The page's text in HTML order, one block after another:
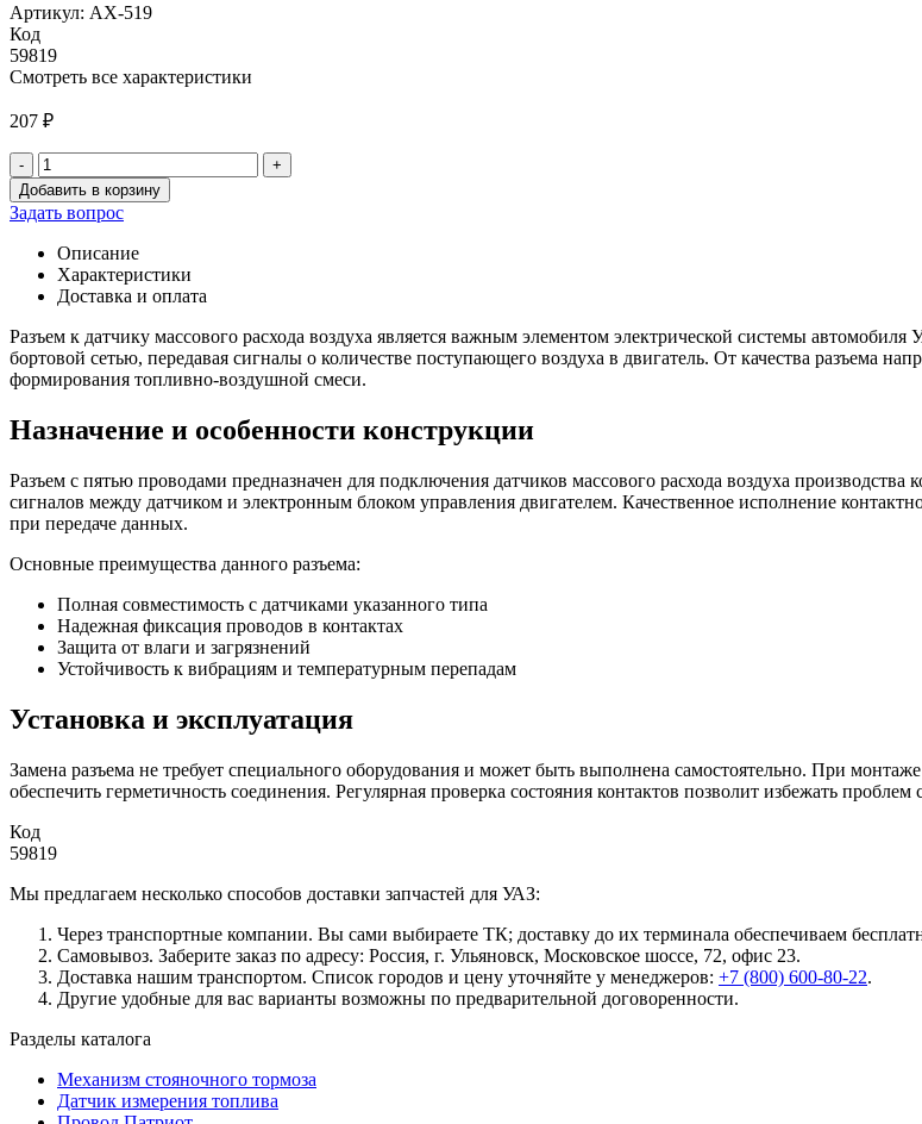
Артикул: АХ-519
Код
59819
Смотреть все характеристики
207 ₽
- +
Количество
товара
Разьем
ДМРВ
Bosch-
(с
5
проводами)
Добавить в корзину
Задать вопрос
Описание
Характеристики
Доставка и оплата
Разъем к датчику массового расхода воздуха является важным элементом электрической системы
бортовой сетью, передавая сигналы о количестве поступающего воздуха в двигатель. От качества разъема
формирования топливно-воздушной смеси.
Назначение и особенности конструкции
Разъем с пятью проводами предназначен для подключения датчиков массового расхода воздуха
сигналов между датчиком и электронным блоком управления двигателем. Качественное исполнение
при передаче данных.
Основные преимущества данного разъема:
Полная совместимость с датчиками указанного типа
Надежная фиксация проводов в контактах
Защита от влаги и загрязнений
Устойчивость к вибрациям и температурным перепадам
Установка и эксплуатация
Замена разъема не требует специального оборудования и может быть выполнена самостоятельно. При
обеспечить герметичность соединения. Регулярная проверка состояния контактов позволит избежать
Код
59819
Мы предлагаем несколько способов доставки запчастей для УАЗ:
Через транспортные компании. Вы сами выбираете ТК; доставку до их терминала обеспечиваем
Самовывоз. Заберите заказ по адресу: Россия, г. Ульяновск, Московское шоссе, 72, офис 23.
Доставка нашим транспортом. Список городов и цену уточняйте у менеджеров: +7 (800) 600-80-22.
Другие удобные для вас варианты возможны по предварительной договоренности.
Разделы каталога
Механизм стояночного тормоза
Датчик измерения топлива